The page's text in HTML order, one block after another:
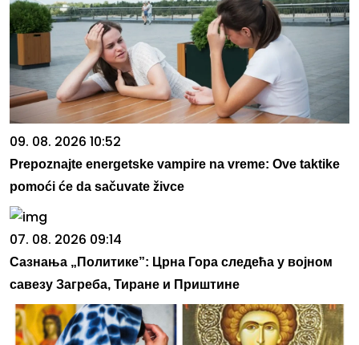
09. 08. 2026 10:52
Prepoznajte energetske vampire na vreme: Ove taktike
pomoći će da sačuvate živce
07. 08. 2026 09:14
Сазнања „Политике”: Црна Гора следећа у војном
савезу Загреба, Тиране и Приштине